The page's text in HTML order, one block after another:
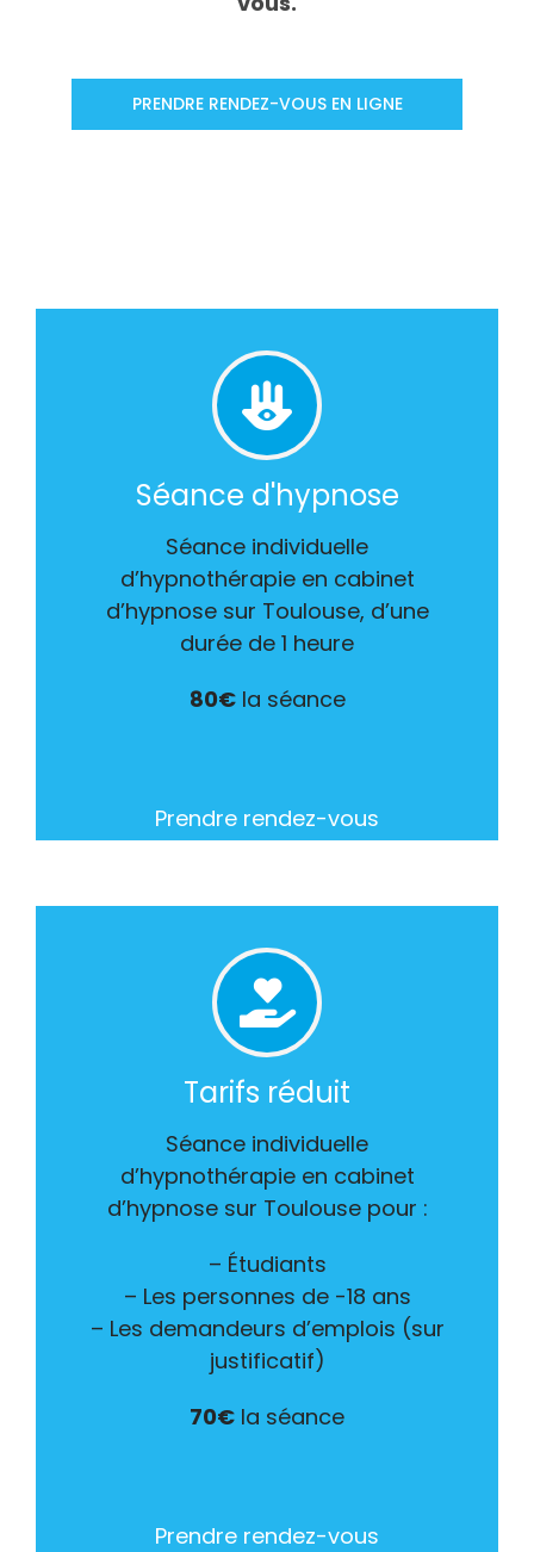
PRENDRE RENDEZ-VOUS EN LIGNE
Séance d'hypnose
Séance individuelle
d’hypnothérapie en cabinet
d’hypnose sur Toulouse, d’une
durée de 1 heure
80€la séance
Prendre rendez-vous
Tarifs réduit
Séance individuelle
d’hypnothérapie en cabinet
d’hypnose sur Toulouse pour :
– Étudiants
– Les personnes de -18 ans
– Les demandeurs d’emplois (sur
justificatif)
70€ la séance
Prendre rendez-vous